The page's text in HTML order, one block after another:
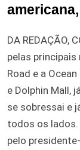
DA REDAÇÃO,
pelas principais
Road e a
e Dolphin Mall,
se sobressai e
todos os
pelo